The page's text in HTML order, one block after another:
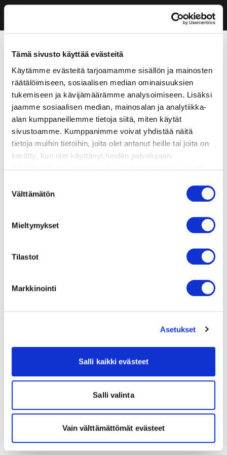
Tämä sivusto käyttää evästeitä
Käytämme evästeitä tarjoamamme sisällön ja mainosten
räätälöimiseen, sosiaalisen median ominaisuuksien
tukemiseen ja kävijämäärämme analysoimiseen. Lisäksi
jaamme sosiaalisen median, mainosalan ja analytiikka-
alan kumppaneillemme tietoja siitä, miten käytät
sivustoamme. Kumppanimme voivat yhdistää näitä
tietoja muihin tietoihin, joita olet antanut heille tai joita on
kerätty, kun olet käyttänyt heidän palvelujaan.
valinta
Välttämätön
Mieltymykset
Tilastot
Markkinointi
Asetukset
Salli kaikki evästeet
Salli valinta
Vain välttämättömät evästeet